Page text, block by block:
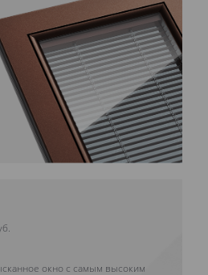
окно с самым высоким